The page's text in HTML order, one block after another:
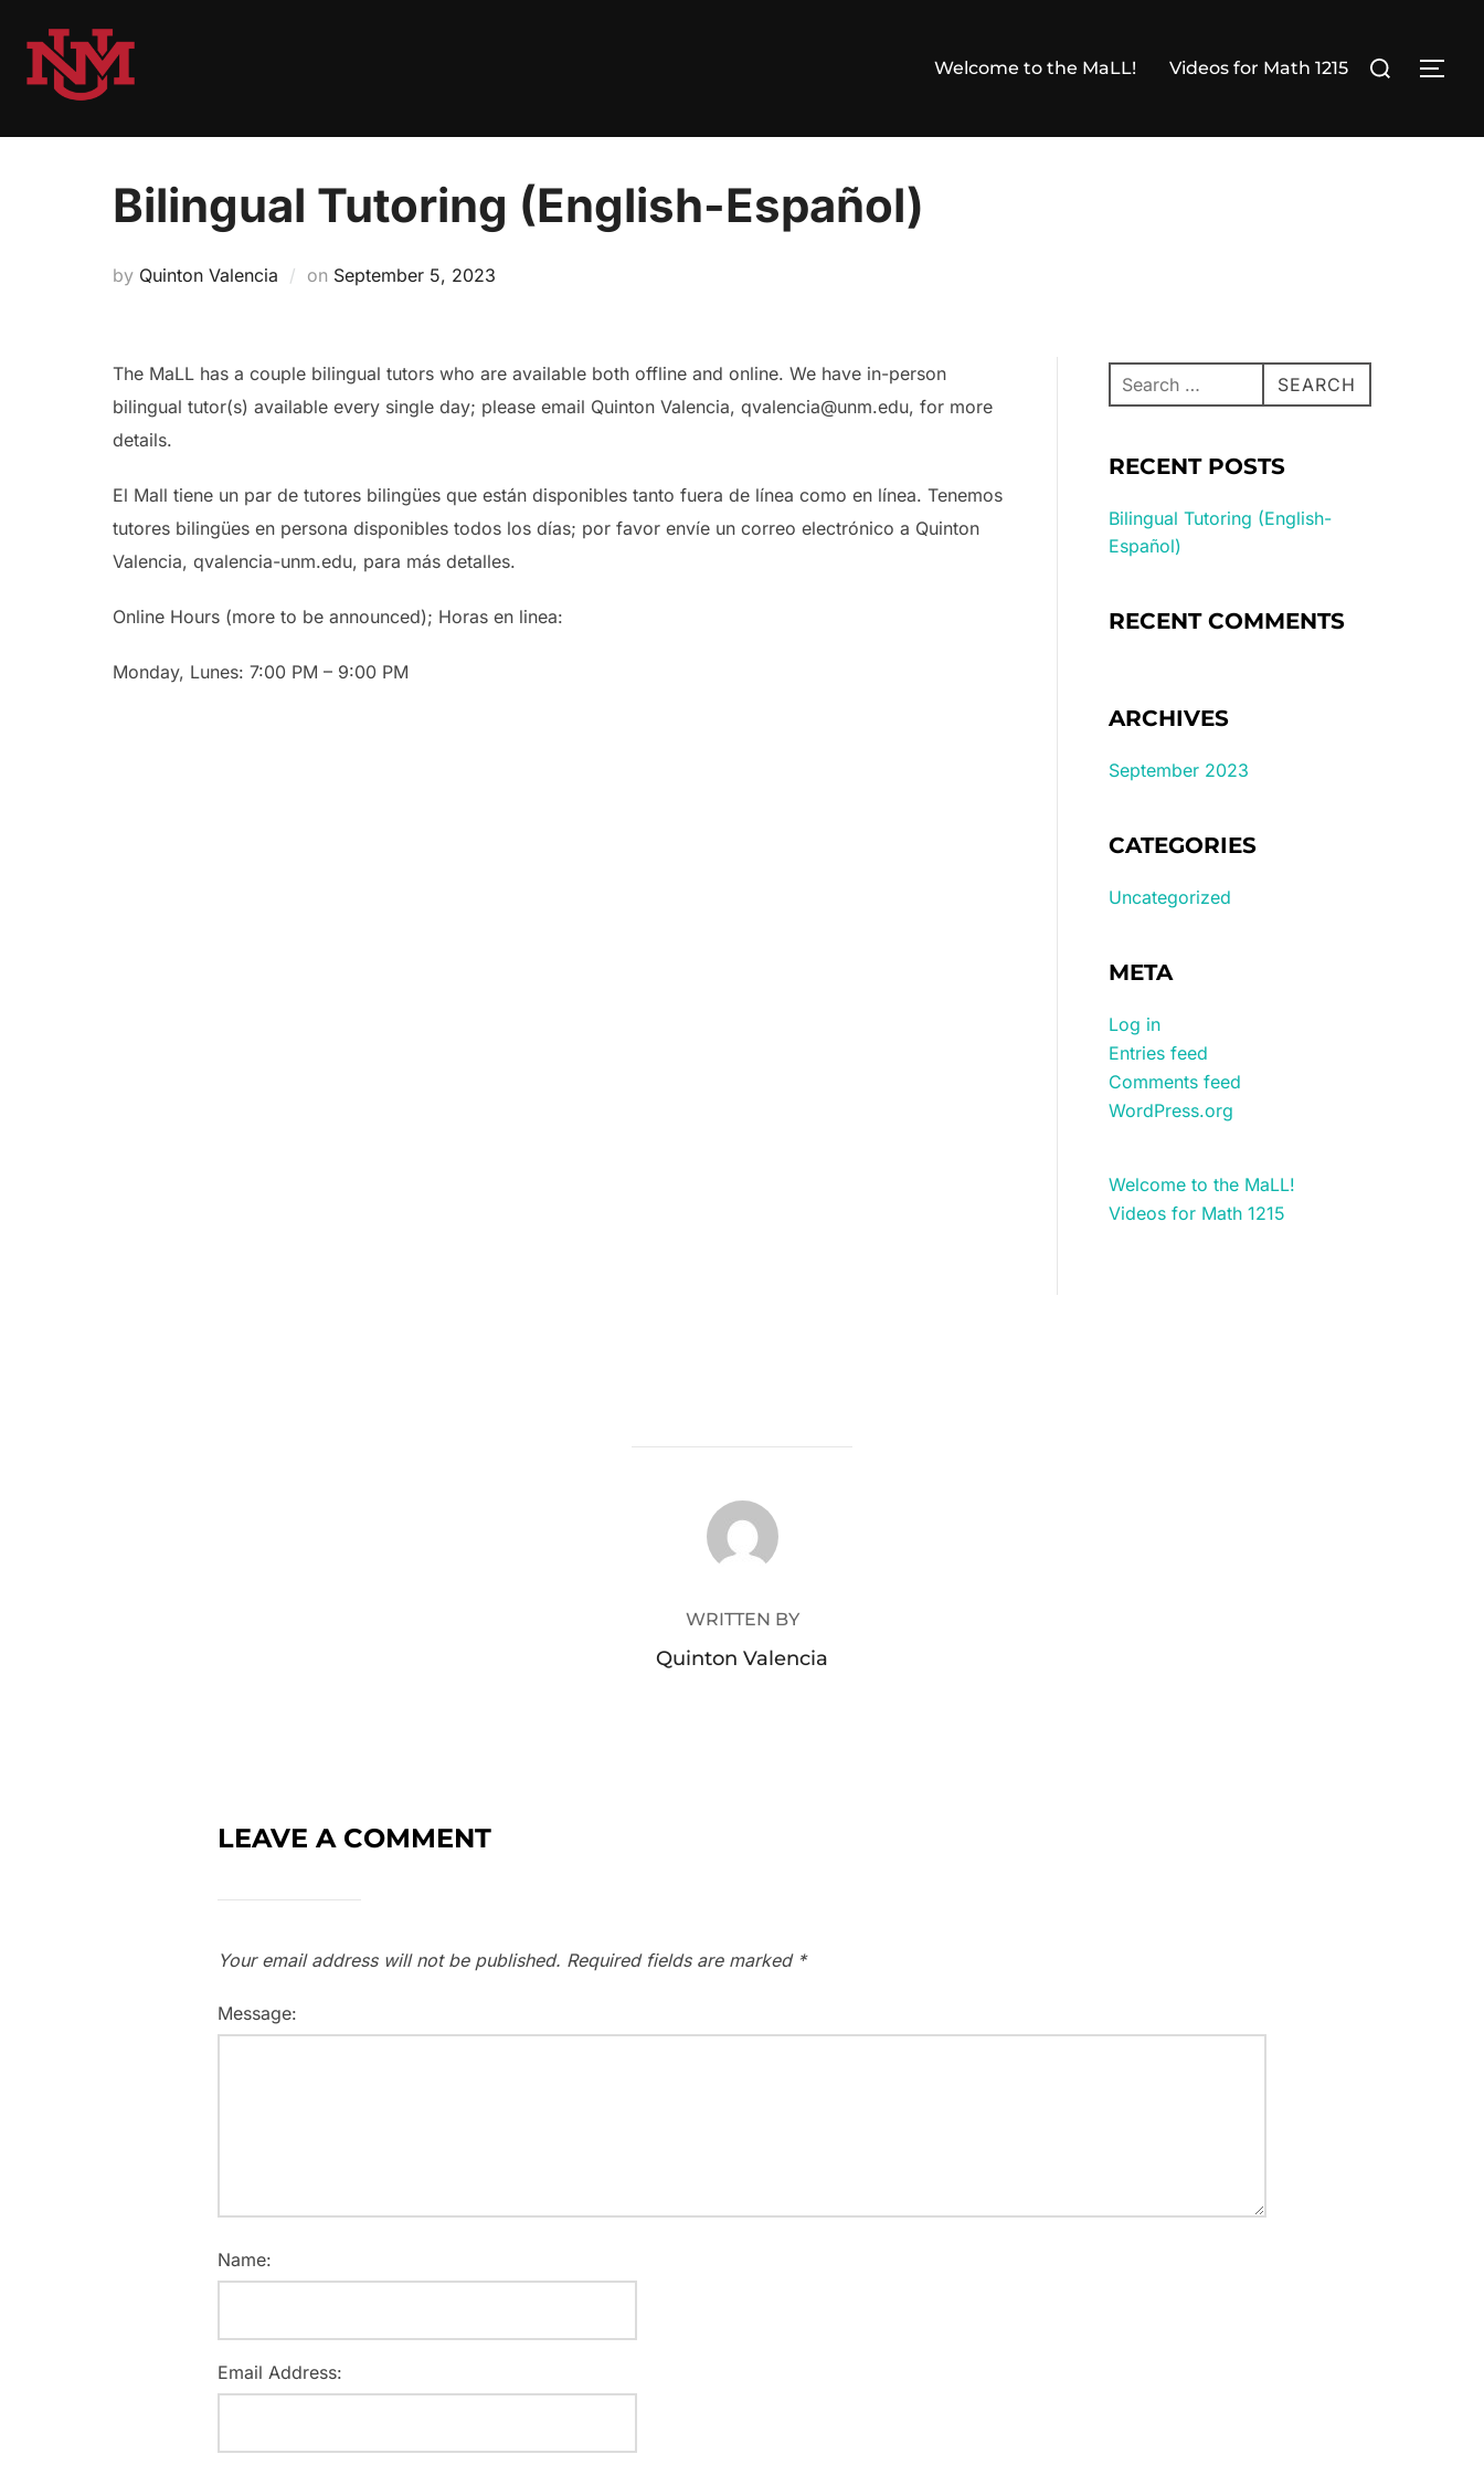
content
Welcome to the MaLL! Videos for Math 1215
Search
Bilingual Tutoring (English-Español)
by Quinton Valencia on Posted
September 5, 2023
The MaLL has a couple bilingual tutors who are available both offline and online. We have in-person
bilingual tutor(s) available every single day; please email Quinton Valencia, qvalencia@unm.edu, for more
details.
El Mall tiene un par de tutores bilingües que están disponibles tanto fuera de línea como en línea. Tenemos
tutores bilingües en persona disponibles todos los días; por favor envíe un correo electrónico a Quinton
Valencia, qvalencia-unm.edu, para más detalles.
Online Hours (more to be announced); Horas en linea:
Monday, Lunes: 7:00 PM – 9:00 PM
Search
for:
SEARCH
RECENT POSTS
Bilingual Tutoring (English-
Español)
RECENT COMMENTS
ARCHIVES
September 2023
CATEGORIES
Uncategorized
META
Log in
Entries feed
Comments feed
WordPress.org
Welcome to the MaLL!
Videos for Math 1215
POST AUTHOR
WRITTEN BY
Quinton Valencia
LEAVE A COMMENT
Your email address will not be published. Required fields are marked *
Message:
Name:
Email Address: